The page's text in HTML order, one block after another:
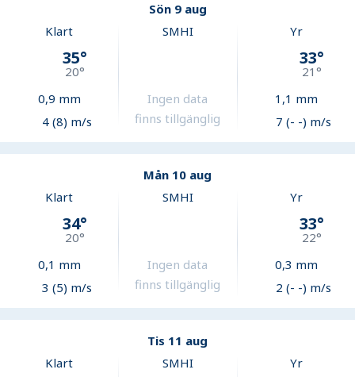
Sön 9 aug
Klart
35°
20°
0,9 mm
4 (8) m/s
SMHI
Ingen data
finns tillgänglig
Yr
33°
21°
1,1 mm
7 (- -) m/s
Mån 10 aug
Klart
34°
20°
0,1 mm
3 (5) m/s
SMHI
Ingen data
finns tillgänglig
Yr
33°
22°
0,3 mm
2 (- -) m/s
Tis 11 aug
Klart
SMHI Yr